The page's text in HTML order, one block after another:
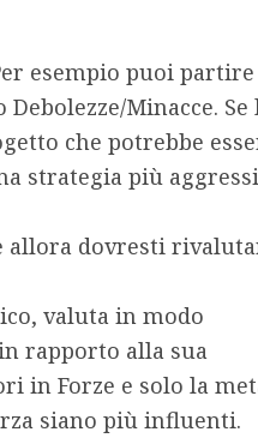
esempio puoi partire
Minacce. Se
che potrebbe
strategia più
allora dovresti
valuta in modo
rapporto alla sua
in Forze e solo la
siano più influenti.